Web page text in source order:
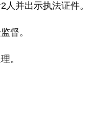
2人并出示执法证件。
督。
。